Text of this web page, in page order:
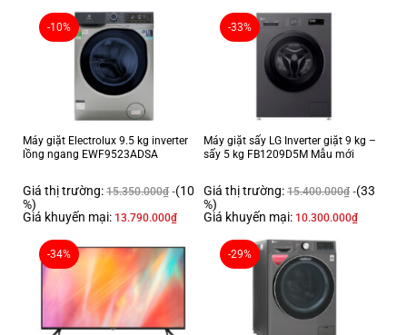
Với màn hình LCD 4K Ultra HD bao gồm 829 triệu điểm ảnh (3,840 x
2,160) có độ phân giải gấp 4 lần Full HD, bạn sẽ được chiêm ngưỡng
hình ảnh hoàn hảo đến từng chi tiết.
-10%
Máy giặt Electrolux 9.5 kg inverter
lồng ngang EWF9523ADSA
Giá thị trường: 15.350.000₫ (10
%)
Giá khuyến mại: 13.790.000₫
-33%
Máy giặt sấy LG Inverter giặt 9 kg –
sấy 5 kg FB1209D5M Mẫu mới
Giá thị trường: 15.400.000₫ (33
%)
Giá khuyến mại: 10.300.000₫
-34% -29%